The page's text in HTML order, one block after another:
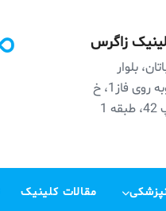
زاگرس
بلوار
نفیسی،روبه روی فاز1، خ
1
مقالات کلینیک